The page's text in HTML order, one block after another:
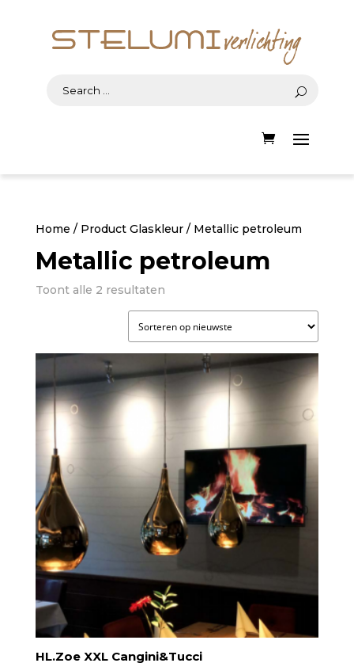
Home / Product Glaskleur / Metallic petroleum
Metallic petroleum
Toont alle 2 resultatenGesorteerd
op
nieuwste
HL.Zoe XXL Cangini&Tucci